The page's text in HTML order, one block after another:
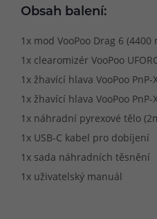
Obsah balení:
1x mod VooPoo Drag 6 (4400
1x clearomizér VooPoo
1x žhavící hlava VooPoo PnP-
1x žhavící hlava VooPoo PnP-
1x náhradní pyrexové tělo
1x USB-C kabel pro dobíjení
1x sada náhradních těsnění
1x uživatelský manuál